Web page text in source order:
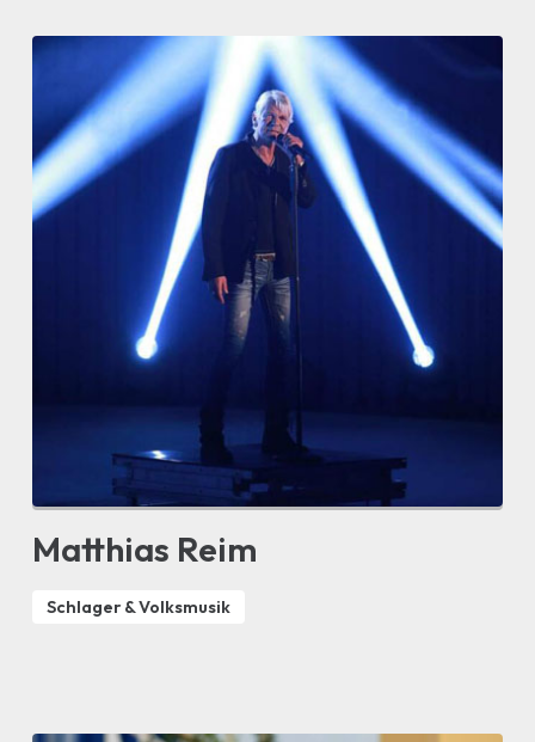
Matthias Reim
Schlager & Volksmusik